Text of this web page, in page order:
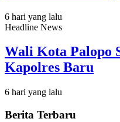
6 hari yang lalu
Headline News
Wali Kota Palopo
Kapolres Baru
6 hari yang lalu
Berita Terbaru